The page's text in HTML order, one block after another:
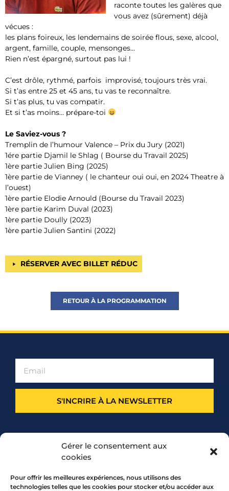
Gérer le consentement aux
cookies
Pour offrir les meilleures expériences, nous utilisons des
technologies telles que les cookies pour stocker et/ou accéder aux
raconte toutes les galères que
vous avez (sûrement) déjà
vécues :
les plans foireux, les lendemains de soirée flous, sexe, alcool,
argent, famille, couple, mensonges…
Rien n’est épargné, surtout pas lui !
C’est drôle, rythmé, parfois improvisé, toujours très vrai.
Si t’as entre 25 et 45 ans, tu vas te reconnaître.
Si t’as plus, tu vas compatir.
Et si t’as moins… prépare-toi
Le Saviez-vous ?
Tremplin de l’humour Valence – Prix du Jury (2021)
1ére partie Djamil le Shlag ( Bourse du Travail 2025)
1ère partie Julien Bing (2025)
1ère partie de Vianney ( le chanteur oui oui, en 2024 Theatre à
l’ouest)
1ère partie Elodie Arnould (Bourse du Travail 2023)
1ère partie Karim Duval (2023)
1ère partie Doully (2023)
1ère partie Julien Santini (2022)
RÉSERVER AVEC BILLET RÉDUC
RETOUR À LA PROGRAMMATION
S'INCRIRE À LA NEWSLETTER